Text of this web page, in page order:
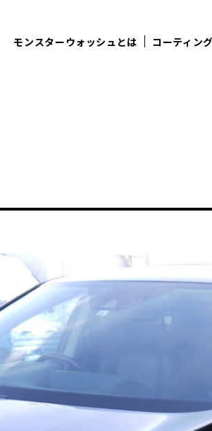
モンスターウォッシュとは
コーティング